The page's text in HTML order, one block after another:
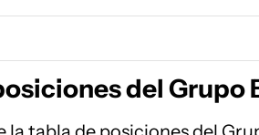
del Grupo